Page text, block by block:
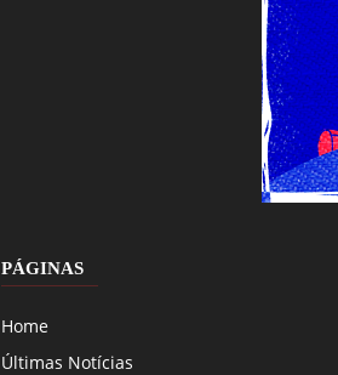
PÁGINAS
Home
Últimas Notícias